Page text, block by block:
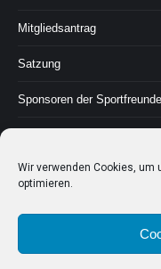
Wir verwenden Cookies, um
optimieren.
Mitgliedsantrag
Satzung
Sponsoren der
Geschichte
Kontakt & Impressum
Cookie-Richtlinie (EU)